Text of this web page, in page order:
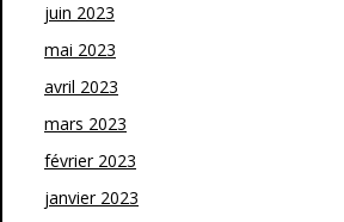
juin 2023
mai 2023
avril 2023
mars 2023
février 2023
janvier 2023